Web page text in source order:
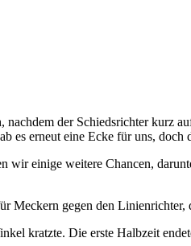
der Schiedsrichter kurz
es erneut eine Ecke für uns,
wir einige weitere Chancen,
Meckern gegen den
kratzte. Die erste Halbzeit